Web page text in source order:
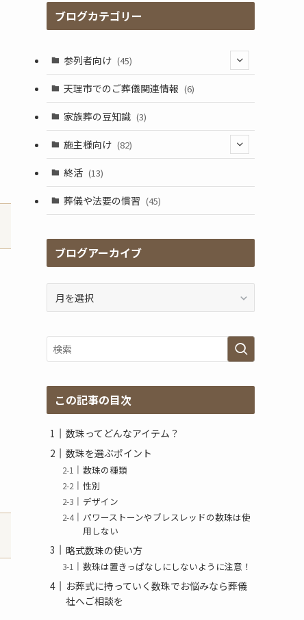
ブログカテゴリー
参列者向け (45)
(25)
(17)
天理市でのご葬儀関連情報 (6)
家族葬の豆知識 (3)
施主様向け (82)
(41)
(2)
終活 (13)
葬儀や法要の慣習 (45)
ブログアーカイブ
ア
ー
カ
この記事の目次
数珠ってどんなアイテム？
数珠を選ぶポイント
数珠の種類
性別
デザイン
パワーストーンやブレスレッドの数珠は使
用しない
略式数珠の使い方
数珠は置きっぱなしにしないように注意！
お葬式に持っていく数珠でお悩みなら葬儀
社へご相談を